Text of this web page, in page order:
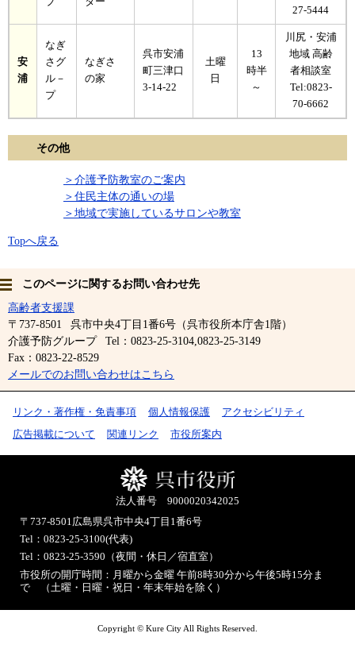
27-5444
安
浦
なぎ
さグ
ル－
プ
なぎさ
の家
呉市安浦
町三津口
3-14-22
土曜
日
13
時半
～
川尻・安浦
地域 高齢
者相談室
Tel:0823-
70-6662
その他
＞介護予防教室のご案内
＞住民主体の通いの場
＞地域で実施しているサロンや教室
Topへ戻る
このページに関するお問い合わせ先
高齢者支援課
〒737-8501
呉市中央4丁目1番6号（呉市役所本庁舎1階）
介護予防グループ
Tel：0823-25-3104,0823-25-3149
Fax：0823-22-8529
メールでのお問い合わせはこちら
リンク・著作権・免責事項 個人情報保護
アクセシビリティ
広告掲載について
関連リンク 市役所案内
法人番号 9000020342025
〒737-8501 広島県呉市中央4丁目1番6号
Tel：0823-25-3100(代表)
Tel：0823-25-3590（夜間・休日／宿直室）
市役所の開庁時間：月曜から金曜 午前8時30分から午後5時15分ま
で （土曜・日曜・祝日・年末年始を除く）
Copyright © Kure City All Rights Reserved.